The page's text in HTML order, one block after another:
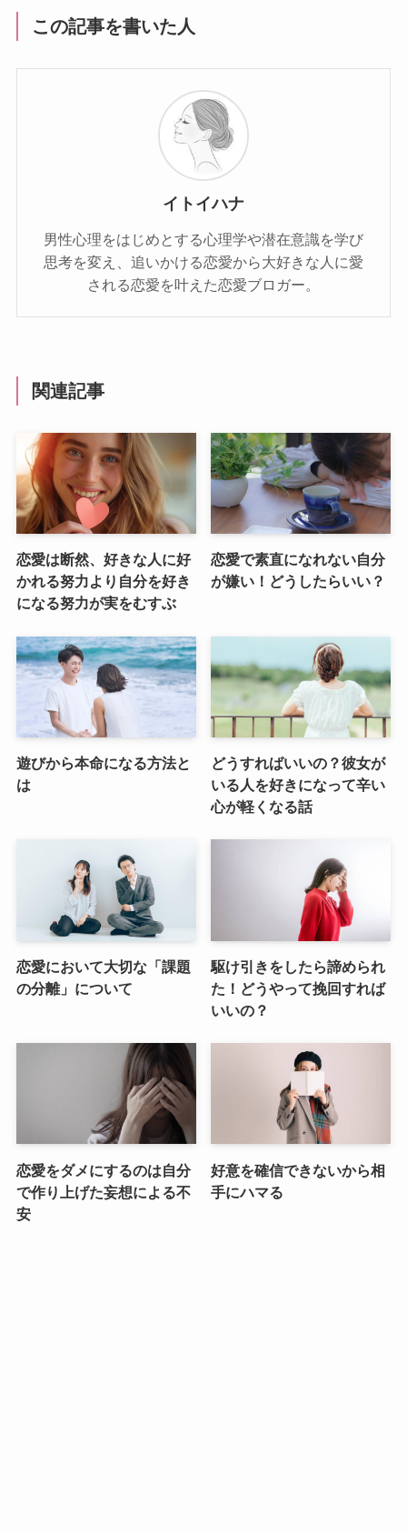
この記事を書いた人
イトイハナ
男性心理をはじめとする心理学や潜在意識を学び
思考を変え、追いかける恋愛から大好きな人に愛
される恋愛を叶えた恋愛ブロガー。
関連記事
恋愛は断然、好きな人に好
かれる努力より自分を好き
になる努力が実をむすぶ
恋愛で素直になれない自分
が嫌い！どうしたらいい？
遊びから本命になる方法と
は
どうすればいいの？彼女が
いる人を好きになって辛い
心が軽くなる話
恋愛において大切な「課題
の分離」について
駆け引きをしたら諦められ
た！どうやって挽回すれば
いいの？
恋愛をダメにするのは自分
で作り上げた妄想による不
安
好意を確信できないから相
手にハマる